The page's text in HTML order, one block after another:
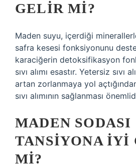
GELIR MI?
Maden suyu, içerdiği
safra kesesi fonksiyonunu
karaciğerin detoksifikasyon
sıvı alımı esastır. Yetersiz sıvı
artan zorlanmaya yol
sıvı alımının sağlanması
MADEN SODASI
TANSIYONA IYI
MI?